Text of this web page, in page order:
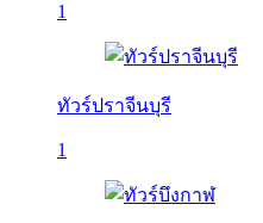
1
ทัวร์ปราจีนบุรี
1